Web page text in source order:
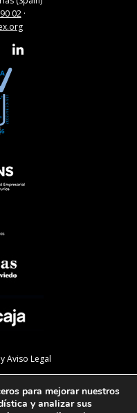
02·
Aviso Legal
para mejorar nuestros
y analizar sus